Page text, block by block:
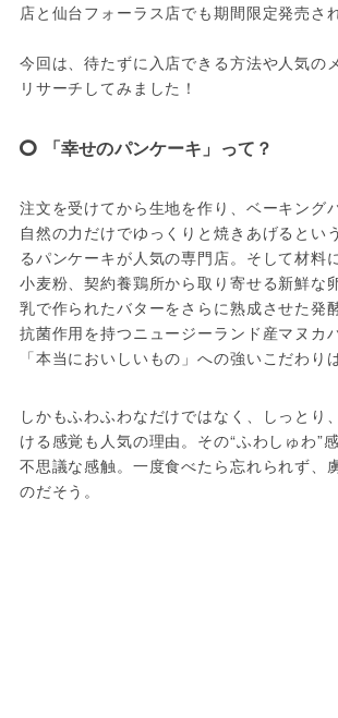
店と仙台フォーラス店でも期間限定発売さ
今回は、待たずに入店できる方法や人気の
リサーチしてみました！
「幸せのパンケーキ」って？
注文を受けてから生地を作り、ベーキング
自然の力だけでゆっくりと焼きあげるとい
るパンケーキが人気の専門店。そして材料
小麦粉、契約養鶏所から取り寄せる新鮮な
乳で作られたバターをさらに熟成させた発
抗菌作用を持つニュージーランド産マヌカ
「本当においしいもの」への強いこだわり
しかもふわふわなだけではなく、しっとり
ける感覚も人気の理由。その“ふわしゅわ”
不思議な感触。一度食べたら忘れられず、
のだそう。